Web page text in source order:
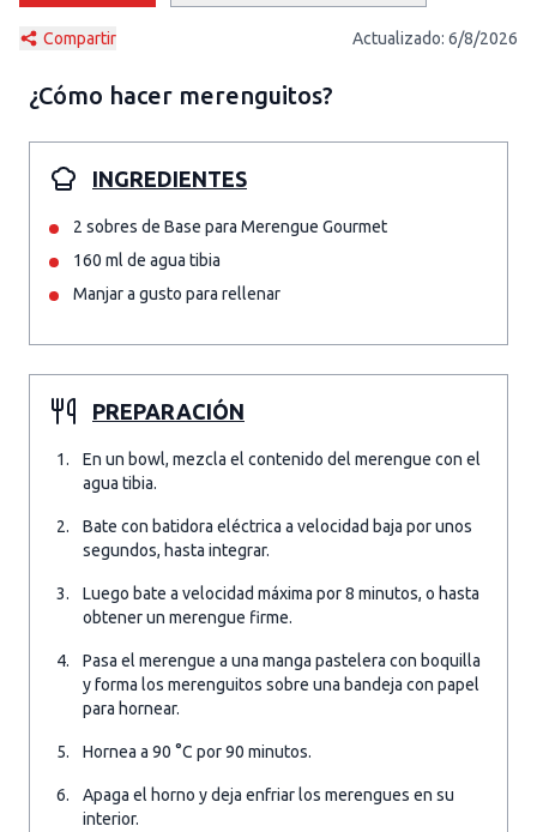
Compartir Actualizado: 6/8/2026
¿Cómo hacer merenguitos?
INGREDIENTES
2 sobres de Base para Merengue Gourmet
160 ml de agua tibia
Manjar a gusto para rellenar
PREPARACIÓN
En un bowl, mezcla el contenido del merengue con el
agua tibia.
Bate con batidora eléctrica a velocidad baja por unos
segundos, hasta integrar.
Luego bate a velocidad máxima por 8 minutos, o hasta
obtener un merengue firme.
Pasa el merengue a una manga pastelera con boquilla
y forma los merenguitos sobre una bandeja con papel
para hornear.
Hornea a 90 °C por 90 minutos.
Apaga el horno y deja enfriar los merengues en su
interior.